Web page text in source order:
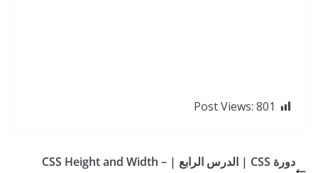
Post Views: 801
دورة CSS | الدرس الرابع | CSS Height and Width –